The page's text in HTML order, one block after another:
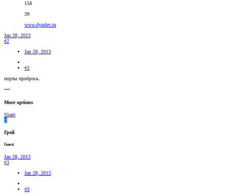
158
39
www.dyndev.ru
Jan 28, 2013
#2
Jan 28, 2013
#2
порты пробрось.
•••
More options
Share
Г
Грей
Guest
Jan 28, 2013
#3
Jan 28, 2013
#3